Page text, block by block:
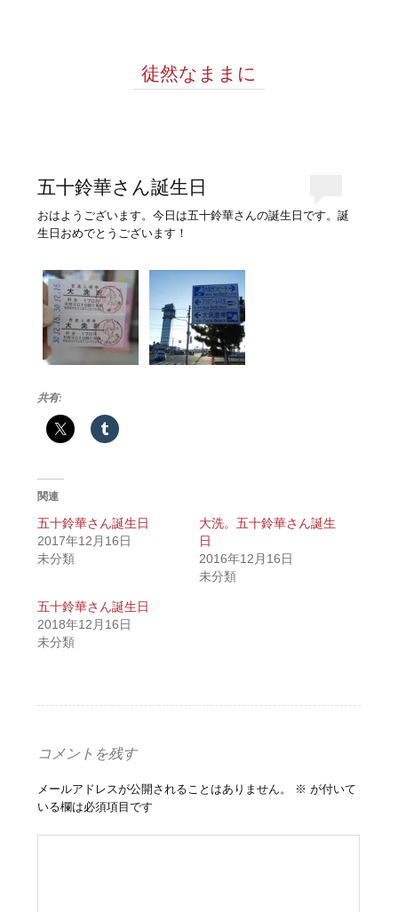
徒然なままに
五十鈴華さん誕生日
おはようございます。今日は五十鈴華さんの誕生日です。誕
生日おめでとうございます！
共有:
関連
五十鈴華さん誕生日
2017年12月16日
未分類
大洗。五十鈴華さん誕生
日
2016年12月16日
未分類
五十鈴華さん誕生日
2018年12月16日
未分類
コメントを残す
メールアドレスが公開されることはありません。 ※ が付いて
いる欄は必須項目です